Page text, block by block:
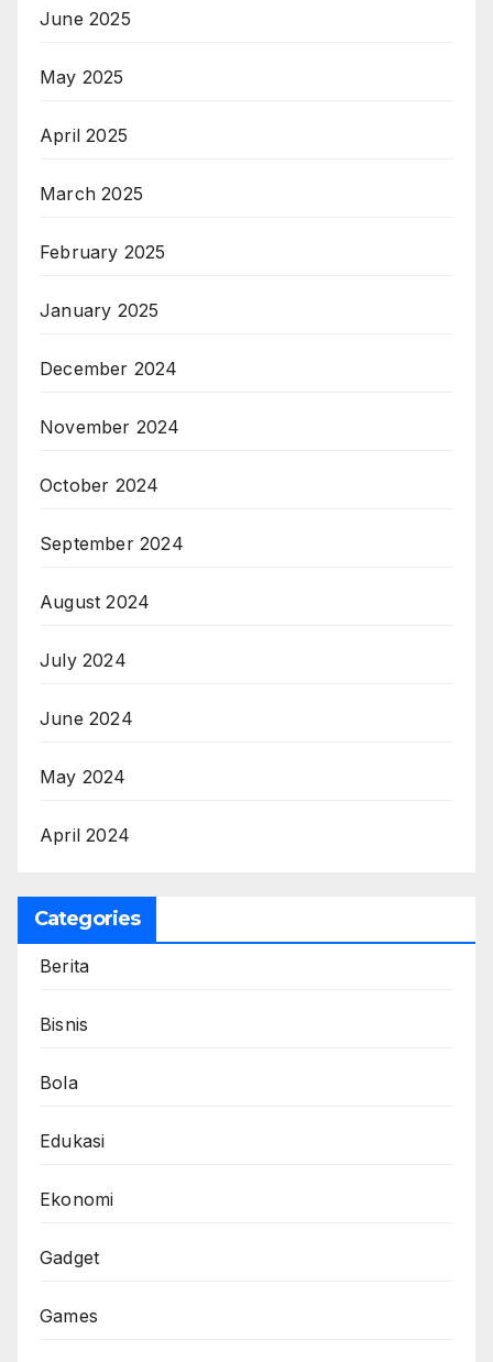
June 2025
May 2025
April 2025
March 2025
February 2025
January 2025
December 2024
November 2024
October 2024
September 2024
August 2024
July 2024
June 2024
May 2024
April 2024
Categories
Berita
Bisnis
Bola
Edukasi
Ekonomi
Gadget
Games